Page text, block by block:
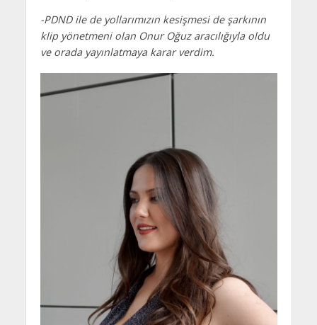
-PDND ile de yollarımızın kesişmesi de şarkının
klip yönetmeni olan Onur Oğuz aracılığıyla oldu
ve orada yayınlatmaya karar verdim.